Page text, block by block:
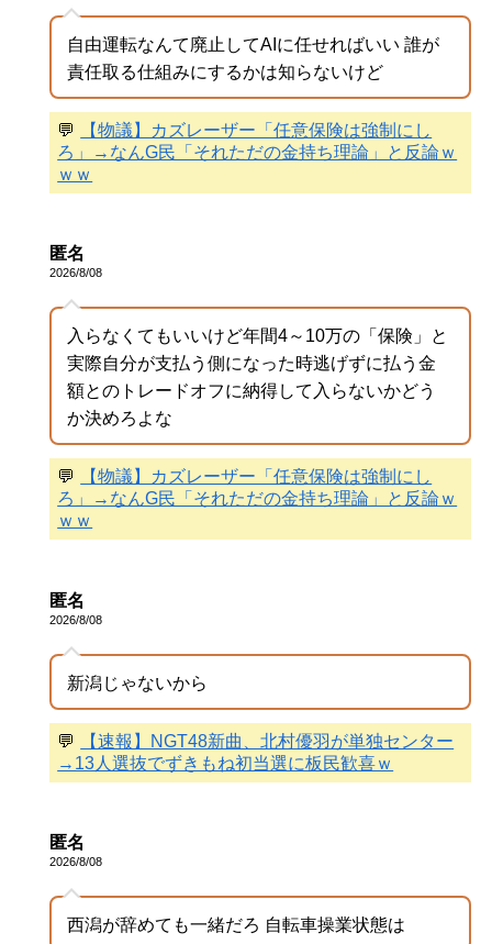
自由運転なんて廃止してAIに任せればいい 誰が
責任取る仕組みにするかは知らないけど
💬
【物議】カズレーザー「任意保険は強制にし
ろ」→なんG民「それただの金持ち理論」と反論ｗ
ｗｗ
匿名
2026/8/08
入らなくてもいいけど年間4～10万の「保険」と
実際自分が支払う側になった時逃げずに払う金
額とのトレードオフに納得して入らないかどう
か決めろよな
💬
【物議】カズレーザー「任意保険は強制にし
ろ」→なんG民「それただの金持ち理論」と反論ｗ
ｗｗ
匿名
2026/8/08
新潟じゃないから
💬
【速報】NGT48新曲、北村優羽が単独センター
→13人選抜でずきもね初当選に板民歓喜ｗ
匿名
2026/8/08
西潟が辞めても一緒だろ 自転車操業状態は